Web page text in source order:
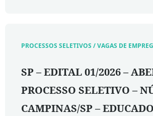
PROCESSOS SELETIVOS / VAGAS DE
SP – EDITAL 01/2026 –
PROCESSO SELETIVO –
CAMPINAS/SP –